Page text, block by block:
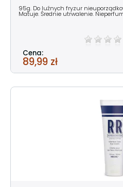
95g. Do luźnych fryzur
Matuje. Średnie utrwalenie.
Cena:
89,99 zł